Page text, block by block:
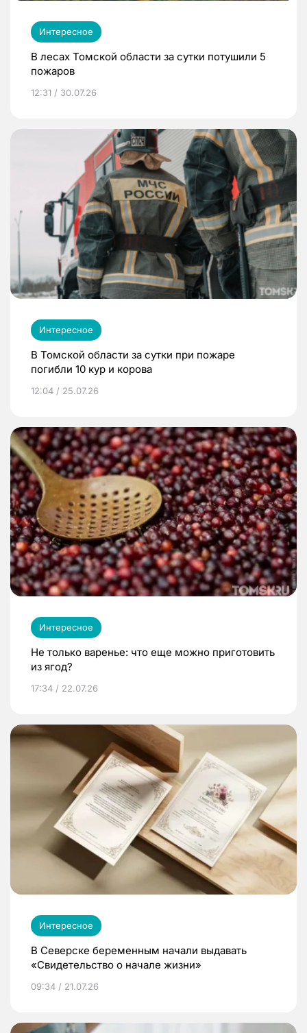
Интересное
В лесах Томской области за сутки потушили 5
пожаров
12:31 / 30.07.26
Интересное
В Томской области за сутки при пожаре
погибли 10 кур и корова
12:04 / 25.07.26
Интересное
Не только варенье: что еще можно приготовить
из ягод?
17:34 / 22.07.26
Интересное
В Северске беременным начали выдавать
«Свидетельство о начале жизни»
09:34 / 21.07.26